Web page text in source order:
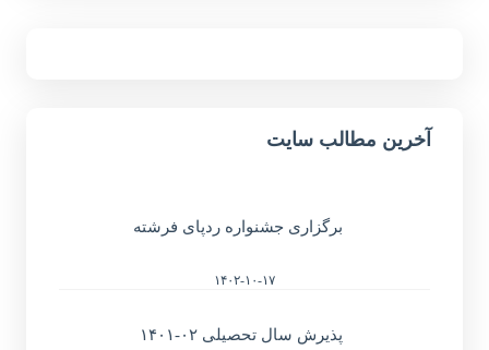
آخرین مطالب سایت
برگزاری جشنواره ردپای فرشته
۱۴۰۲-۱۰-۱۷
پذیرش سال تحصیلی ۰۲-۱۴۰۱